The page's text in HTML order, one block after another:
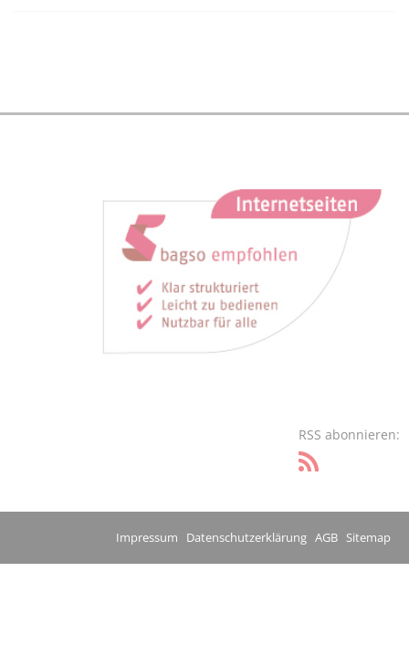
RSS abonnieren:
Impressum Datenschutzerklärung AGB Sitemap